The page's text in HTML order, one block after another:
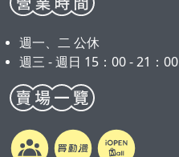
週一、二 公休
週三 - 週日 15：00 - 21：00